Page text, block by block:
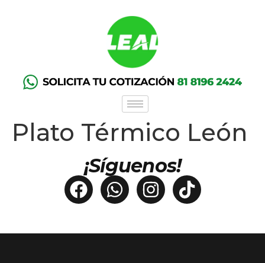
Plato Térmico León
¡Síguenos!